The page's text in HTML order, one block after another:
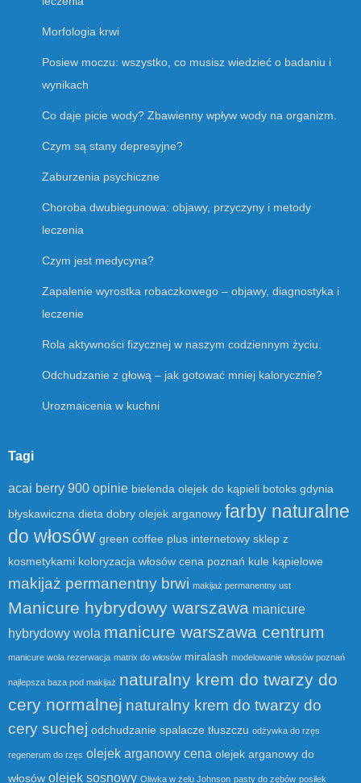
Morfologia krwi
Posiew moczu: wszystko, co musisz wiedzieć o badaniu i
wynikach
Co daje picie wody? Zbawienny wpływ wody na organizm.
Czym są stany depresyjne?
Zaburzenia psychiczne
Choroba dwubiegunowa: objawy, przyczyny i metody
leczenia
Czym jest medycyna?
Zapalenie wyrostka robaczkowego – objawy, diagnostyka i
leczenie
Rola aktywności fizycznej w naszym codziennym życiu.
Odchudzanie z głową – jak gotować mniej kalorycznie?
Urozmaicenia w kuchni
Tagi
acai berry 900 opinie bielenda olejek do kąpieli botoks gdynia
błyskawiczna dieta dobry olejek arganowy farby naturalne
do włosów green coffee plus internetowy sklep z
kosmetykami koloryzacja włosów cena poznań kule kąpielowe
makijaż permanentny brwi makijaż permanentny ust
Manicure hybrydowy warszawa manicure
hybrydowy wola manicure warszawa centrum
manicure wola rezerwacja matrix do włosów miralash modelowanie włosów poznań
najlepsza baza pod makijaż naturalny krem do twarzy do
cery normalnej naturalny krem do twarzy do
cery suchej odchudzanie spalacze tłuszczu odżywka do rzęs
regenerum do rzęs olejek arganowy cena olejek arganowy do
włosów olejek sosnowy Oliwka w żelu Johnson pasty do zębów posiłek